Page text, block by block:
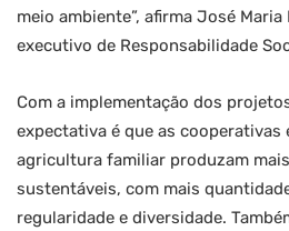
meio ambiente”, afirma José
executivo de Responsabilidade
Com a implementação dos
expectativa é que as cooperativas
agricultura familiar produzam
sustentáveis, com mais
regularidade e diversidade.